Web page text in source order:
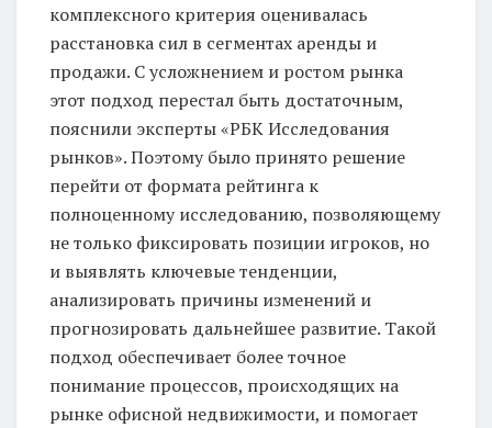
комплексного критерия оценивалась
расстановка сил в сегментах аренды и
продажи. С усложнением и ростом рынка
этот подход перестал быть достаточным,
пояснили эксперты «РБК Исследования
рынков». Поэтому было принято решение
перейти от формата рейтинга к
полноценному исследованию, позволяющему
не только фиксировать позиции игроков, но
и выявлять ключевые тенденции,
анализировать причины изменений и
прогнозировать дальнейшее развитие. Такой
подход обеспечивает более точное
понимание процессов, происходящих на
рынке офисной недвижимости, и помогает